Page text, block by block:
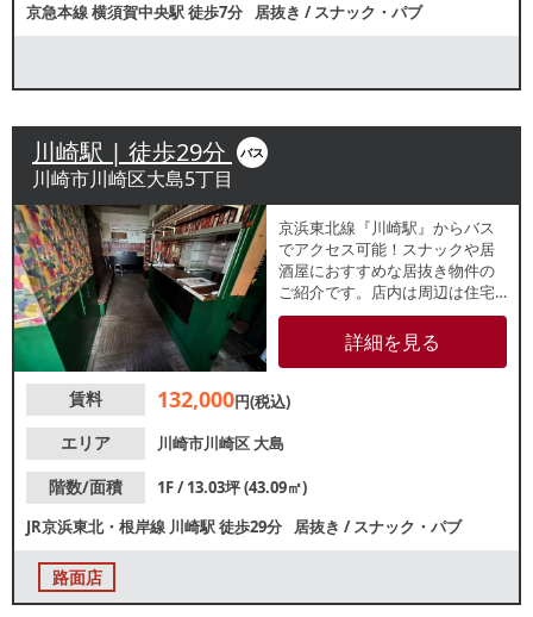
京急本線横須賀中央駅徒歩7分 居抜き /スナック・パブ
川崎駅 | 徒歩29分 バス
川崎市川崎区大島5丁目
京浜東北線『川崎駅』からバス
でアクセス可能！スナックや居
酒屋におすすめな居抜き物件の
ご紹介です。店内は周辺は住宅
街の中にも飲食店が点在するエ
リアで、地域に根差した店舗を
お考えの方におすすめ！重飲食
種お気軽にお問い合わせくださ
詳細を見る
賃料 132,000円(税込)
エリア
川崎市川崎区 大島
階数/面積
1F / 13.03坪 (43.09㎡)
JR京浜東北・根岸線 川崎駅徒歩29分 居抜き /スナック・パブ
路面店